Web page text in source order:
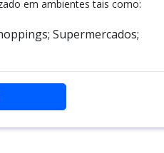
em ambientes tais como:
Supermercados;